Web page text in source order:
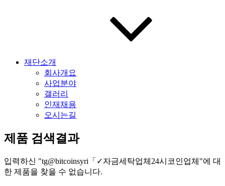
재단소개
회사개요
사업분야
갤러리
인재채용
오시는길
제품 검색결과
입력하신 "tg@bitcoinsyri「✓자금세탁업체24시코인업체 "에 대
한 제품을 찾을 수 없습니다.